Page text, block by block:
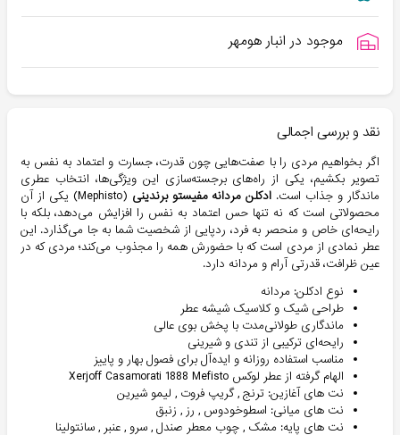
موجود در انبار هومهر
نقد و بررسی اجمالی
اگر بخواهیم مردی را با صفت‌هایی چون قدرت، جسارت و اعتماد به نفس به
تصویر بکشیم، یکی از راه‌های برجسته‌سازی این ویژگی‌ها، انتخاب عطری
ماندگار و جذاب است. ادکلن مردانه مفیستو برندینی
(Mephisto) یکی از آن
محصولاتی است که نه تنها حس اعتماد به نفس را افزایش می‌دهد، بلکه با
رایحه‌ای خاص و منحصر به فرد، ردپایی از شخصیت شما به جا می‌گذارد. این
عطر نمادی از مردی است که با حضورش همه را مجذوب می‌کند؛ مردی که در
عین ظرافت، قدرتی آرام و مردانه دارد.
نوع ادکلن: مردانه
طراحی شیک و کلاسیک شیشه عطر
ماندگاری طولانی‌مدت با پخش بوی عالی
رایحه‌ای ترکیبی از تندی و شیرینی
مناسب استفاده روزانه و ایده‌آل برای فصول بهار و پاییز
الهام گرفته از عطر لوکس Xerjoff Casamorati 1888 Mefisto
نت های آغازین: ترنج , گریپ فروت , لیمو شیرین
نت های میانی: اسطوخودوس , رز , زنبق
نت های پایه: مشک , چوب معطر صندل , سرو , عنبر , سانتولینا